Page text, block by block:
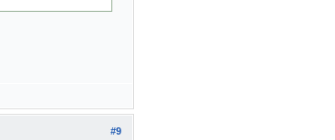
#9